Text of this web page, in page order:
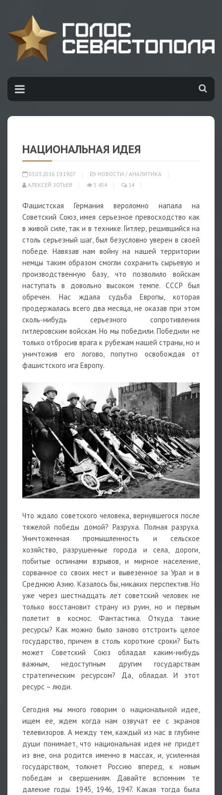
НАЦИОНАЛЬНАЯ ИДЕЯ
03.03.2016 19:19:07 НОВОСТИ / АНАЛИТИКА
АЛЕКСЕЙ ЗОТЬЕВ
5 454 14
Фашистская Германия вероломно напала на
Советский Союз, имея серьезное превосходство как
в живой силе, так и в технике. Гитлер, решившийся на
столь серьезный шаг, был безусловно уверен в своей
победе. Навязав нам войну на нашей территории
немцы таким образом смогли сохранить сырьевую и
производственную базу, что позволило войскам
наступать в довольно высоком темпе. СССР был
обречен. Нас ждала судьба Европы, которая
продержалась всего два месяца, не оказав при этом
сколь-нибудь серьезного сопротивления
гитлеровским войскам. Но мы победили. Победили не
только отбросив врага к рубежам нашей страны, но и
уничтожив его логово, попутно освобождая от
фашистского ига Европу.
Что ждало советского человека, вернувшегося после
тяжелой победы домой? Разруха. Полная разруха.
Уничтоженная промышленность и сельское
хозяйство, разрушенные города и села, дороги,
побитые оспинами взрывов, и мирное население,
сорванное со своих мест и вывезенное за Урал и в
Среднюю Азию. Казалось бы, никаких перспектив. Но
уже через шестнадцать лет советский человек не
только восстановит страну из руин, но и первым
полетит в космос. Фантастика. Откуда такие
ресурсы? Как можно было заново отстроить целое
государство, причем в столь короткие сроки? Быть
может Советский Союз обладал каким-нибудь
важным, недоступным другим государствам
стратегическим ресурсом? Да, обладал. И этот
ресурс – люди.
Сегодня мы много говорим о национальной идее,
ищем ее, ждем когда нам озвучат ее с экранов
телевизоров. А между тем, каждый из нас в глубине
души понимает, что национальная идея не придет
из вне, она родится именно в массах, и, усиленная
государством, толкнет Россию вперед, к новым
победам и свершениям. Давайте вспомним те
далекие годы. 1945, 1946, 1947. Какая тогда была